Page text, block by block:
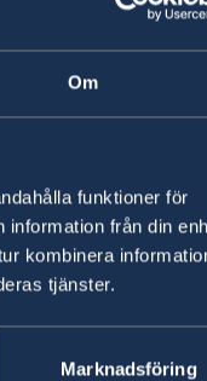
Om
funktioner för
från din
kombinera
tjänster.
Marknadsföring
För
hemsida